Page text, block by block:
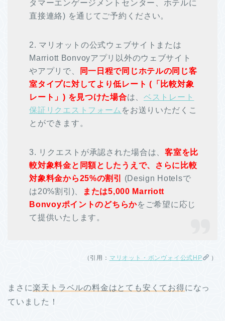
タマーエンゲージメントセンター、ホテルに
直接連絡) を通じてご予約ください。
2. マリオットの公式ウェブサイトまたは
Marriott Bonvoyアプリ以外のウェブサイト
やアプリで、
同一日程で同じホテルの同じ客
室タイプに対してより低レート (「比較対象
レート」) を見つけた場合は、ベストレート
保証リクエストフォーム をお送りいただくこ
とができます。
3. リクエストが承認された場合は、客室を比
較対象料金と同額としたうえで、さらに比較
対象料金から25%の割引
(Design Hotelsで
は20%割引)、
または5,000 Marriott
Bonvoyポイントのどちらかをご希望に応じ
て提供いたします。
（引用： マリオット・ボンヴォイ公式HP ）
まさに楽天トラベルの料金はとても安くてお得になっ
ていました！